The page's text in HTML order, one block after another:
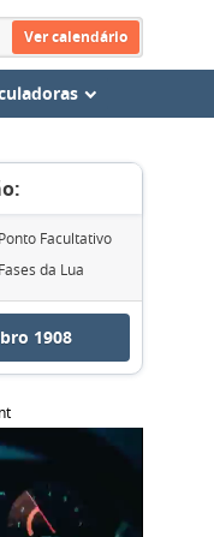
Ver calendário
Ponto Facultativo
Fases da Lua
1908